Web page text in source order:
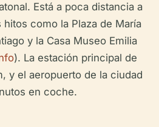
Está a poca distancia a
como la Plaza de María
y la Casa Museo Emilia
). La estación principal de
y el aeropuerto de la ciudad
en coche.